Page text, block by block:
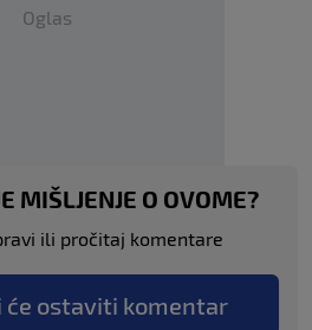
Oglas
MIŠLJENJE O OVOME?
ili pročitaj komentare
će ostaviti komentar